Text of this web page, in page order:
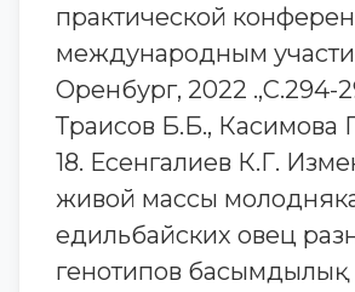
практической
международным
Оренбург, 2022 .,С.294-
Траисов Б.Б., Касимова
18. Есенгалиев К.Г.
живой массы
едильбайских овец
генотипов басымдылық